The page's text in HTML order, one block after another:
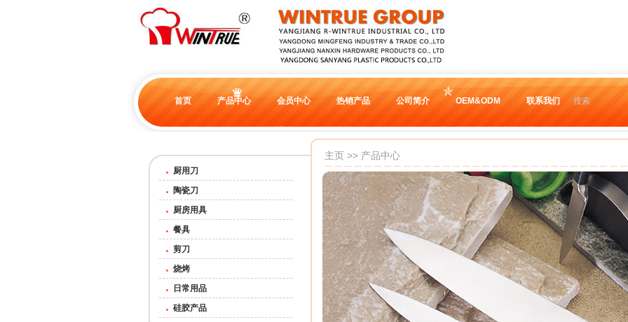
首页 产品中心 会员中心 热销产品 公司简介 OEM&ODM 联系我们 搜索
厨用刀
陶瓷刀
厨房用具
餐具
剪刀
烧烤
日常用品
硅胶产品
主页 >> 产品中心